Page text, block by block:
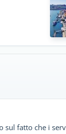
sul fatto che i